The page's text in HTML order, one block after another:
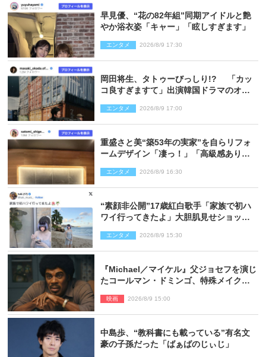
早見優、“花の82年組”同期アイドルと艶
やか浴衣姿「キャー」「眩しすぎます」
エンタメ 2026/8/9 17:30
岡田将生、タトゥーびっしり!? 「カッ
コ良すぎますて」出演韓国ドラマのオフ
エンタメ 2026/8/9 17:00
重盛さと美“築53年の実家”を自らリフォ
ームデザイン「凄っ！」「高級感ありま
エンタメ 2026/8/9 16:30
“素顔非公開”17歳紅白歌手「家族で初ハ
ワイ行ってきたよ」大胆肌見せショット
エンタメ 2026/8/9 15:30
『Michael／マイケル』父ジョセフを演じ
たコールマン・ドミンゴ、特殊メイクに2
映画 2026/8/9 15:00
中島歩、“教科書にも載っている”有名文
豪の子孫だった「ばぁばのじぃじ」